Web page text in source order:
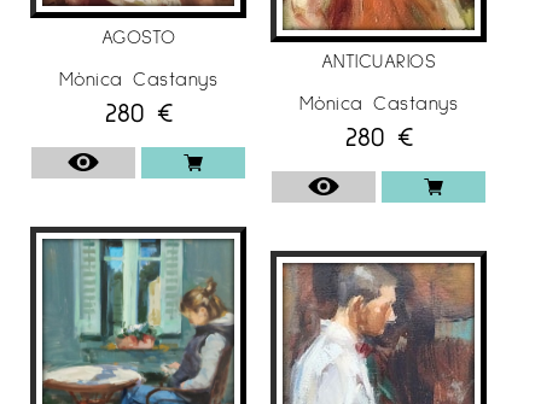
Espai Cavallers, “Fruint” Lleida. • 2016 Galeria
l’Arcada. Blanes, Girona.
• 2015 Galeria Anquin ‘s. “Blancs infinits” Reus,
Tarragona.
• 2014Galería l’Arcada. Blanes, Girona.
Passanant. Sala Francesc Sanfeliu i Canela.
Tarragona.
• 2013 “Sense Presses” Galeria Anquin ‘s. Reus,
Tarragona.
• 2011 “Déjà vu”. Galeria Anquin’s. Reus,
Tarragona.
AGOSTO
Mònica Castanys
280 €
ANTICUARIOS
Mònica Castanys
280 €